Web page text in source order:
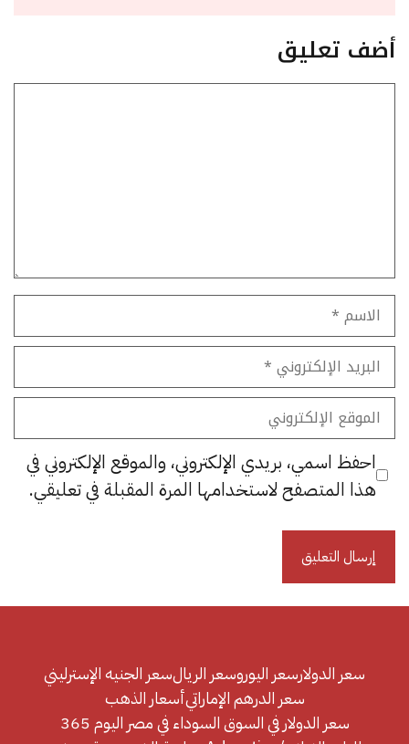
أضف تعليق
الاسم
البريد
الإلكتروني
الموقع
الإلكتروني
احفظ اسمي، بريدي الإلكتروني، والموقع الإلكتروني في
هذا المتصفح لاستخدامها المرة المقبلة في تعليقي.
سعر الدولارسعر اليوروسعر الريالسعر الجنيه الإسترليني
سعر الدرهم الإماراتيأسعار الذهب
سعر الدولار في السوق السوداء في مصر اليوم 365